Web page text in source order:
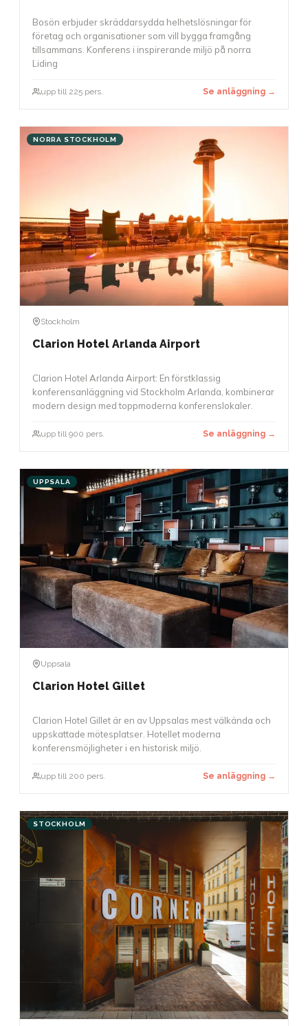
Bosön erbjuder skräddarsydda helhetslösningar för
företag och organisationer som vill bygga framgång
tillsammans. Konferens i inspirerande miljö på norra
Liding
upp till 225 pers. Se anläggning →
NORRA STOCKHOLM
Stockholm
Clarion Hotel Arlanda Airport
Clarion Hotel Arlanda Airport: En förstklassig
konferensanläggning vid Stockholm Arlanda, kombinerar
modern design med toppmoderna konferenslokaler.
upp till 900 pers. Se anläggning →
UPPSALA
Uppsala
Clarion Hotel Gillet
Clarion Hotel Gillet är en av Uppsalas mest välkända och
uppskattade mötesplatser. Hotellet moderna
konferensmöjligheter i en historisk miljö.
upp till 200 pers. Se anläggning →
STOCKHOLM